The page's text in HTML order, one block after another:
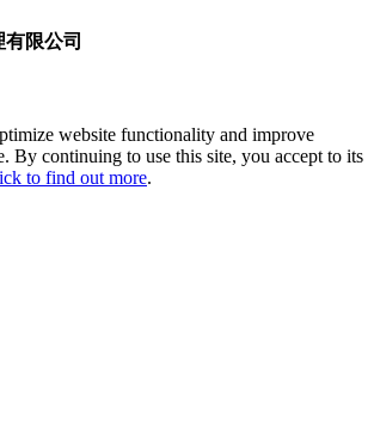
限公司
website functionality and improve
By continuing to use this site, you accept to its
to find out more.